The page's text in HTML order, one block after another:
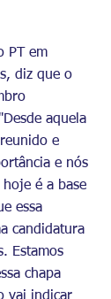
PT em
diz que o
aquela
e
e nós
é a base
essa
candidatura
Estamos
chapa